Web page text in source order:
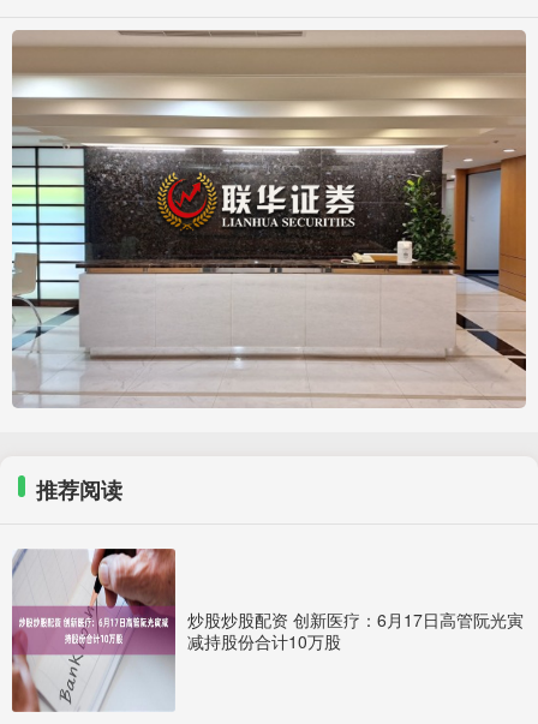
推荐阅读
炒股炒股配资 创新医疗：6月17日高管阮光寅
减持股份合计10万股